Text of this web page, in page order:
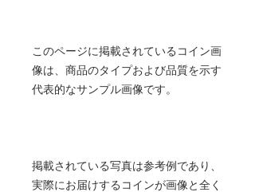
このページに掲載されているコイン画
像は、商品のタイプおよび品質を示す
代表的なサンプル画像です。
掲載されている写真は参考例であり、
実際にお届けするコインが画像と全く